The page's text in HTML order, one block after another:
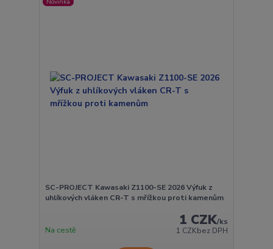
SC-PROJECT Kawasaki Z1100-SE 2026 Výfuk z
uhlíkových vláken CR-T s mřížkou proti kamenům
1 CZK/ks
1 CZKbez DPH
Na cestě